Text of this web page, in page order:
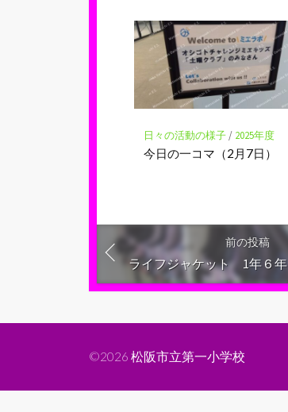
日々の活動の様子/ 2025年度
今日の一コマ（2月7日）
前の投稿
ライフジャケット 1年６年
©2026 松阪市立第一小学校